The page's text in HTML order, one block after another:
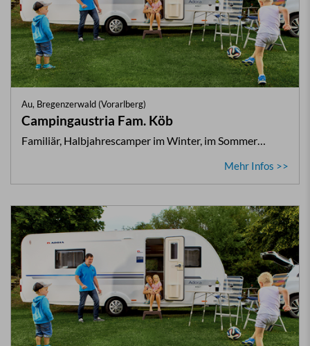
Au, Bregenzerwald (Vorarlberg)
Campingaustria Fam. Köb
Familiär, Halbjahrescamper im Winter, im Sommer…
Mehr Infos >>